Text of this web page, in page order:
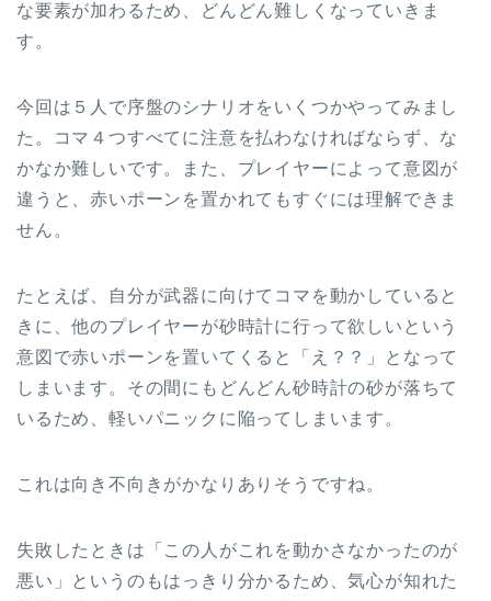
な要素が加わるため、どんどん難しくなっていきま
す。
今回は５人で序盤のシナリオをいくつかやってみまし
た。コマ４つすべてに注意を払わなければならず、な
かなか難しいです。また、プレイヤーによって意図が
違うと、赤いポーンを置かれてもすぐには理解できま
せん。
たとえば、自分が武器に向けてコマを動かしていると
きに、他のプレイヤーが砂時計に行って欲しいという
意図で赤いポーンを置いてくると「え？？」となって
しまいます。その間にもどんどん砂時計の砂が落ちて
いるため、軽いパニックに陥ってしまいます。
これは向き不向きがかなりありそうですね。
失敗したときは「この人がこれを動かさなかったのが
悪い」というのもはっきり分かるため、気心が知れた